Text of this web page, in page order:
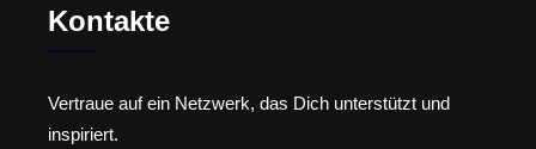
Kontakte
Vertraue auf ein Netzwerk, das Dich unterstützt und
inspiriert.